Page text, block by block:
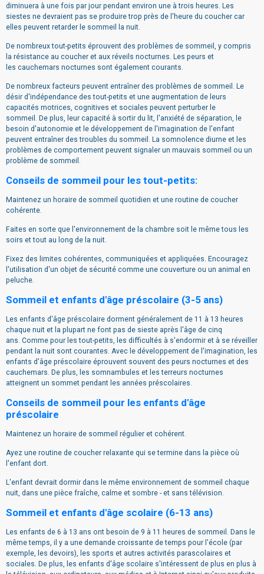
diminuera à une fois par jour pendant environ une à trois heures. Les
siestes ne devraient pas se produire trop près de l'heure du coucher car
elles peuvent retarder le sommeil la nuit.
De nombreux tout-petits éprouvent des problèmes de sommeil, y compris
la résistance au coucher et aux réveils nocturnes. Les peurs et
les cauchemars nocturnes sont également courants.
De nombreux facteurs peuvent entraîner des problèmes de sommeil. Le
désir d'indépendance des tout-petits et une augmentation de leurs
capacités motrices, cognitives et sociales peuvent perturber le
sommeil. De plus, leur capacité à sortir du lit, l'anxiété de séparation, le
besoin d'autonomie et le développement de l'imagination de l'enfant
peuvent entraîner des troubles du sommeil. La somnolence diurne et les
problèmes de comportement peuvent signaler un mauvais sommeil ou un
problème de sommeil.
Conseils de sommeil pour les tout-petits:
Maintenez un horaire de sommeil quotidien et une routine de coucher
cohérente.
Faites en sorte que l'environnement de la chambre soit le même tous les
soirs et tout au long de la nuit.
Fixez des limites cohérentes, communiquées et appliquées. Encouragez
l'utilisation d'un objet de sécurité comme une couverture ou un animal en
peluche.
Sommeil et enfants d'âge préscolaire (3-5 ans)
Les enfants d'âge préscolaire dorment généralement de 11 à 13 heures
chaque nuit et la plupart ne font pas de sieste après l'âge de cinq
ans. Comme pour les tout-petits, les difficultés à s'endormir et à se réveiller
pendant la nuit sont courantes. Avec le développement de l'imagination, les
enfants d'âge préscolaire éprouvent souvent des peurs nocturnes et des
cauchemars. De plus, les somnambules et les terreurs nocturnes
atteignent un sommet pendant les années préscolaires.
Conseils de sommeil pour les enfants d'âge
préscolaire
Maintenez un horaire de sommeil régulier et cohérent.
Ayez une routine de coucher relaxante qui se termine dans la pièce où
l'enfant dort.
L'enfant devrait dormir dans le même environnement de sommeil chaque
nuit, dans une pièce fraîche, calme et sombre - et sans télévision.
Sommeil et enfants d'âge scolaire (6-13 ans)
Les enfants de 6 à 13 ans ont besoin de 9 à 11 heures de sommeil. Dans le
même temps, il y a une demande croissante de temps pour l'école (par
exemple, les devoirs), les sports et autres activités parascolaires et
sociales. De plus, les enfants d'âge scolaire s'intéressent de plus en plus à